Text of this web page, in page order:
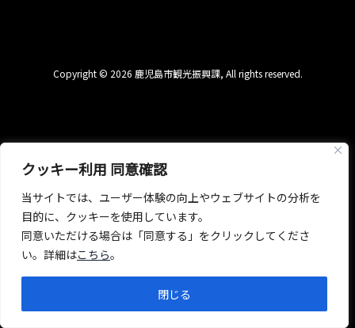
クッキー利用 同意確認
当サイトでは、ユーザー体験の向上やウェブサイトの分析を
目的に、クッキーを使用しています。
同意いただける場合は「同意する」をクリックしてくださ
い。詳細はこちら。
閉じる
Copyright © 2026 鹿児島市観光振興課, All rights reserved.